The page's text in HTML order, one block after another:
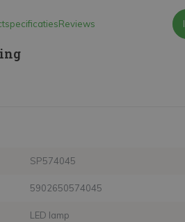
Reviews
SP574045
5902650574045
LED lamp